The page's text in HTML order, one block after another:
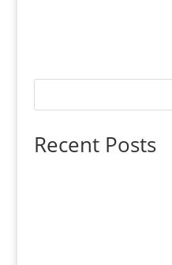
Recent Posts